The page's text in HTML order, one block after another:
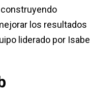
los resultados
liderado por Isabel